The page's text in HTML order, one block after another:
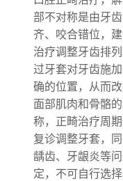
部不对称是由牙
齐、咬合错位，
治疗调整牙齿排
过牙套对牙齿施
确的位置，从而
面部肌肉和骨骼
称，正畸治疗周
复诊调整牙套，
龋齿、牙龈炎等
定，不可自行选